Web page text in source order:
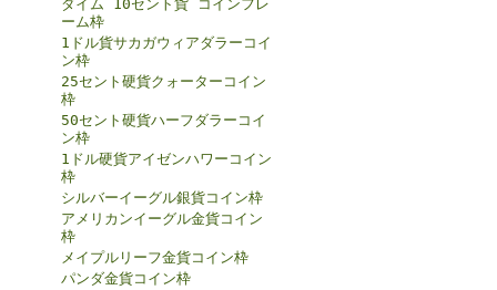
ダイム 10セント貨 コインフレ
ーム枠
1ドル貨サカガウィアダラーコイ
ン枠
25セント硬貨クォーターコイン
枠
50セント硬貨ハーフダラーコイ
ン枠
1ドル硬貨アイゼンハワーコイン
枠
シルバーイーグル銀貨コイン枠
アメリカンイーグル金貨コイン
枠
メイプルリーフ金貨コイン枠
パンダ金貨コイン枠